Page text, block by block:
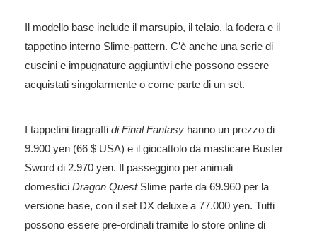
Il modello base include il marsupio, il telaio, la fodera e il
tappetino interno Slime-pattern. C’è anche una serie di
cuscini e impugnature aggiuntivi che possono essere
acquistati singolarmente o come parte di un set.
I tappetini tiragraffi di Final Fantasy hanno un prezzo di
9.900 yen (66 $ USA) e il giocattolo da masticare Buster
Sword di 2.970 yen. Il passeggino per animali
domestici Dragon QuestSlime parte da 69.960 per la
versione base, con il set DX deluxe a 77.000 yen. Tutti
possono essere pre-ordinati tramite lo store online di